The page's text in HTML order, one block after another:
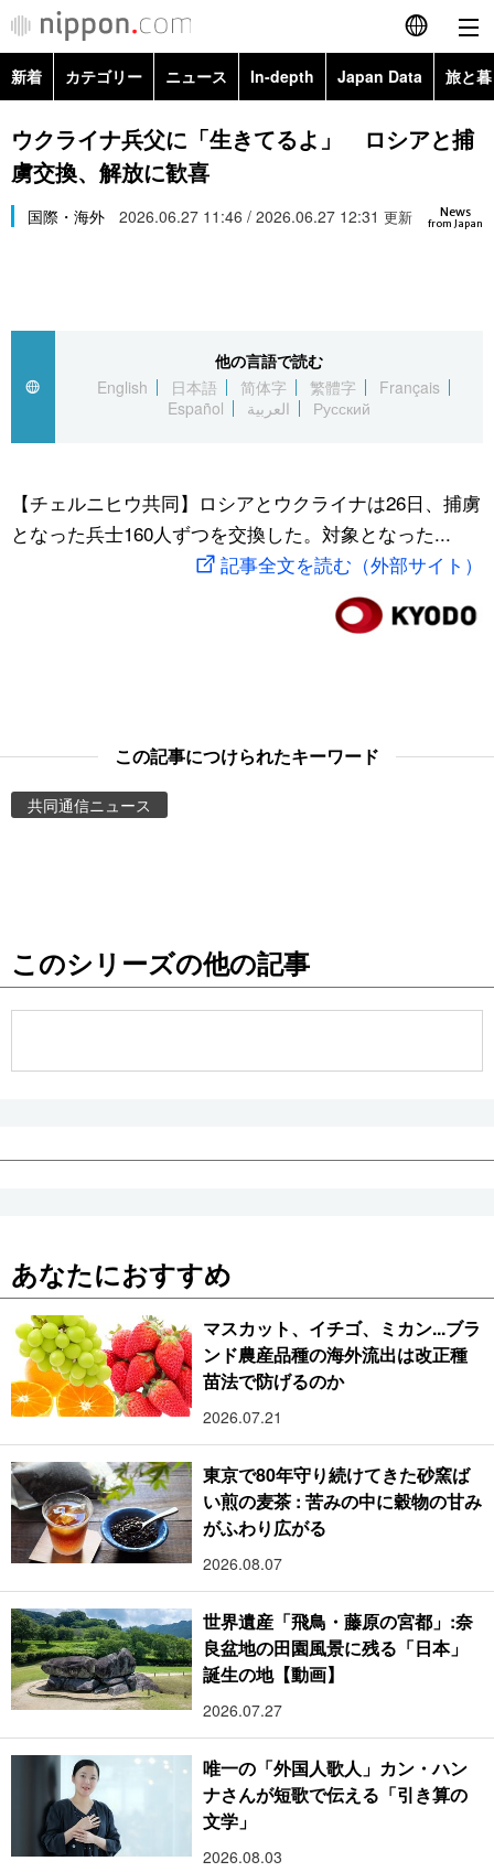
English
简体字
Русский
カテゴリー
経済・ビジネス
国際
文化
トップ
アーカイブ
In-depth
Japan Data
動画/Live
お知らせ
新着 カテゴリー ニュース In-depth Japan Data 旅と
政治・外交
経済・ビジネス
スポーツ・東京2020
Topics
ウクライナ兵父に「生きてるよ」 ロシアと捕
虜交換、解放に歓喜
News
from Japan
国際・海外 2026.06.27 11:46 / 2026.06.27 12:31 更新
他の言語で読む
English
日本語 简体字 繁體字
Français
Español
العربية Русский
【チェルニヒウ共同】ロシアとウクライナは26日、捕虜
となった兵士160人ずつを交換した。対象となった...
記事全文を読む（外部サイト）
この記事につけられたキーワード
共同通信ニュース
このシリーズの他の記事
あなたにおすすめ
マスカット、イチゴ、ミカン...ブラ
ンド農産品種の海外流出は改正種
苗法で防げるのか
2026.07.21
東京で80年守り続けてきた砂窯ば
い煎の麦茶 : 苦みの中に穀物の甘み
がふわり広がる
2026.08.07
世界遺産「飛鳥・藤原の宮都」:奈
良盆地の田園風景に残る「日本」
誕生の地【動画】
2026.07.27
唯一の「外国人歌人」カン・ハン
ナさんが短歌で伝える「引き算の
文学」
2026.08.03